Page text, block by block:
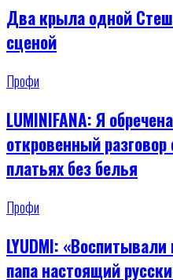
Два крыла одной
сценой
Профи
LUMINIFANA: Я
откровенный
платьях без белья
Профи
LYUDMI:
папа настоящий